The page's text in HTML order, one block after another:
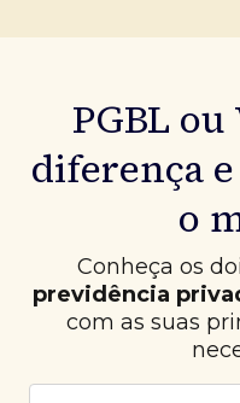
PGBL
diferença
o
Conheça os
previdência
com as suas